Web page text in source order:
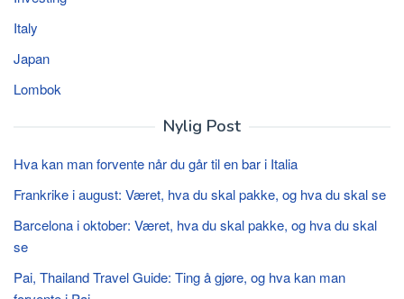
Italy
Japan
Lombok
Nylig Post
Hva kan man forvente når du går til en bar i Italia
Frankrike i august: Været, hva du skal pakke, og hva du skal se
Barcelona i oktober: Været, hva du skal pakke, og hva du skal
se
Pai, Thailand Travel Guide: Ting å gjøre, og hva kan man